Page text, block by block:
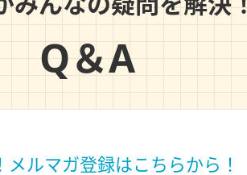
みんなの疑問を解決！
Q＆A
メルマガ登録はこちらから！